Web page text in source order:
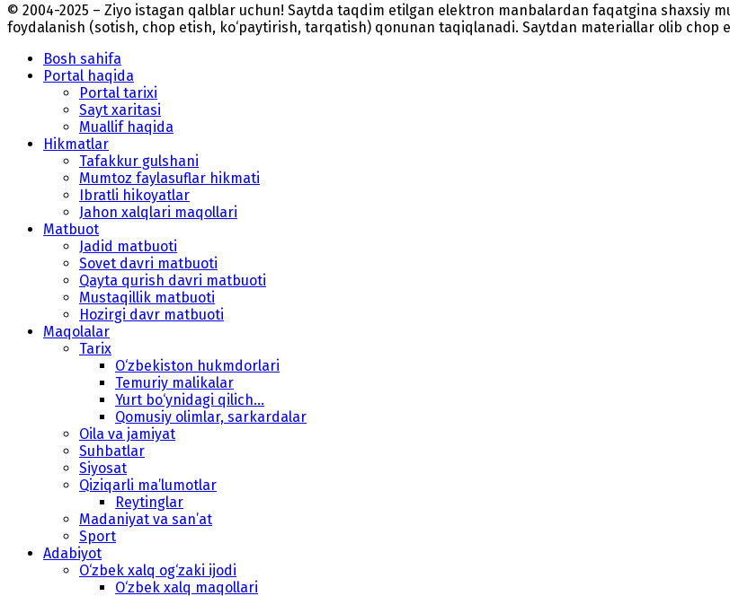
© 2004-2025 – Ziyo istagan qalblar uchun! Saytda taqdim etilgan elektron manbalardan faqatgina shaxsiy
foydalanish (sotish, chop etish, ko‘paytirish, tarqatish) qonunan taqiqlanadi. Saytdan materiallar olib chop
Bosh sahifa
Portal haqida
Portal tarixi
Sayt xaritasi
Muallif haqida
Hikmatlar
Tafakkur gulshani
Mumtoz faylasuflar hikmati
Ibratli hikoyatlar
Jahon xalqlari maqollari
Matbuot
Jadid matbuoti
Sovet davri matbuoti
Qayta qurish davri matbuoti
Mustaqillik matbuoti
Hozirgi davr matbuoti
Maqolalar
Tarix
O‘zbekiston hukmdorlari
Temuriy malikalar
Yurt bo‘ynidagi qilich...
Qomusiy olimlar, sarkardalar
Oila va jamiyat
Suhbatlar
Siyosat
Qiziqarli ma’lumotlar
Reytinglar
Madaniyat va san’at
Sport
Adabiyot
O‘zbek xalq og‘zaki ijodi
O‘zbek xalq maqollari